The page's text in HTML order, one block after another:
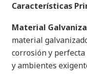
Características
Material
material
corrosión y
y ambientes